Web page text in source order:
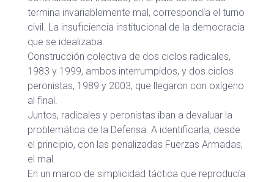
termina invariablemente mal, correspondía el turno
civil. La insuficiencia institucional de la democracia
que se idealizaba.
Construcción colectiva de dos ciclos radicales,
1983 y 1999, ambos interrumpidos, y dos ciclos
peronistas, 1989 y 2003, que llegaron con oxígeno
al final.
Juntos, radicales y peronistas iban a devaluar la
problemática de la Defensa. A identificarla, desde
el principio, con las penalizadas Fuerzas Armadas,
el mal.
En un marco de simplicidad táctica que reproducía